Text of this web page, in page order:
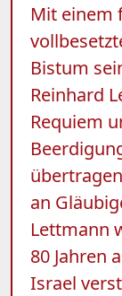
Mit einem
Bistum
Reinhard
Requiem
an
Lettmann
80 Jahren
Israel